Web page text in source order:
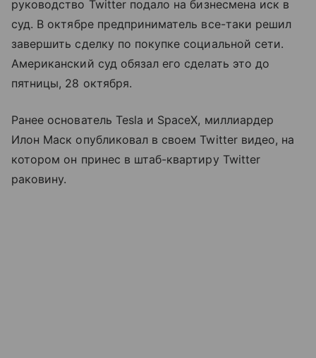
руководство Twitter подало на бизнесмена иск в
суд. В октябре предприниматель все-таки решил
завершить сделку по покупке социальной сети.
Американский суд обязал его сделать это до
пятницы, 28 октября.
Ранее основатель Tesla и SpaceX, миллиардер
Илон Маск опубликовал в своем Twitter видео, на
котором он принес в штаб-квартиру Twitter
раковину.